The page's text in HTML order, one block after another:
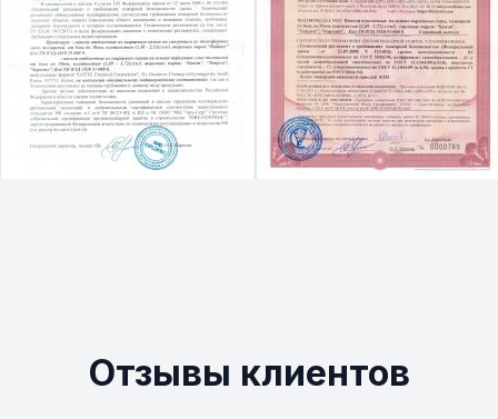
Отзывы клиентов